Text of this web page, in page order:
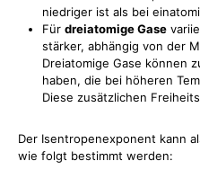
niedriger ist als bei
Für dreiatomige Gase
stärker, abhängig von der
Dreiatomige Gase können
haben, die bei höheren
Diese zusätzlichen
Der Isentropenexponent kann
wie folgt bestimmt werden: